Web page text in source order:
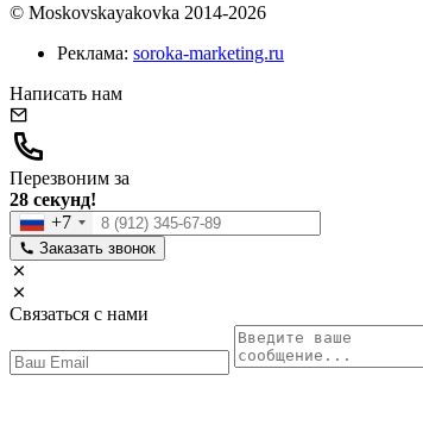
© Moskovskayakovka 2014-2026
Реклама: soroka-marketing.ru
Написать нам
Перезвоним за
28 секунд!
+7
Заказать звонок
Связаться с нами